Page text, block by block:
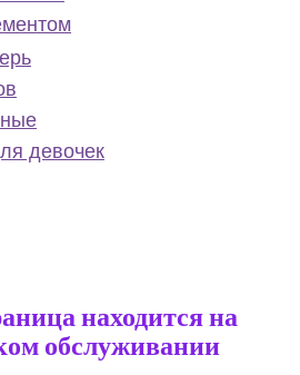
девочек
находится на
обслуживании